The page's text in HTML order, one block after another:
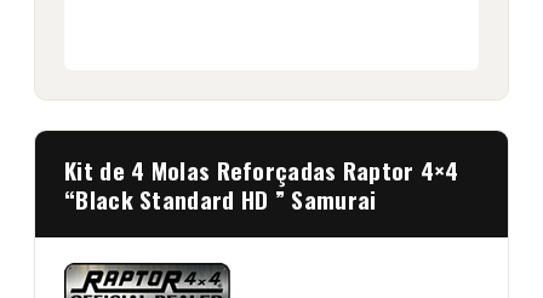
Kit de 4 Molas Reforçadas Raptor 4×4
“Black Standard HD ” Samurai